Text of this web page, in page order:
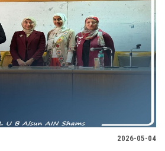
2026-05-04